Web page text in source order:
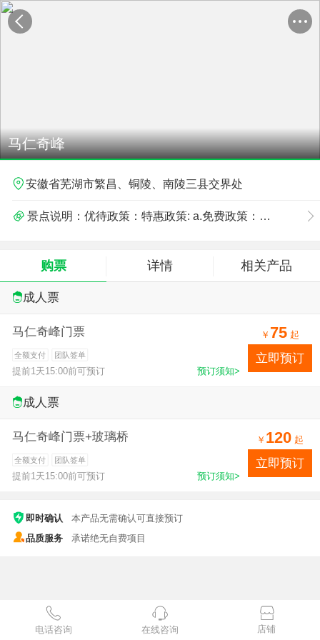
马仁奇峰
安徽省芜湖市繁昌、铜陵、南陵三县交界处
景点说明：优待政策：特惠政策: a.免费政策：儿童身高1.2米以下免票；安徽籍老年人70岁以上持有效证件免票。
；预订限制：1、在线直接预订；没有使用退票无损失
购票 详情 相关产品
成人票
马仁奇峰门票
全额支付 团队签单
提前1天15:00前可预订 预订须知>
￥ 75 起
立即预订
成人票
马仁奇峰门票+玻璃桥
全额支付 团队签单
提前1天15:00前可预订 预订须知>
￥ 120 起
立即预订
即时确认
本产品无需确认可直接预订
品质服务
承诺绝无自费项目
电话咨询 在线咨询 店铺